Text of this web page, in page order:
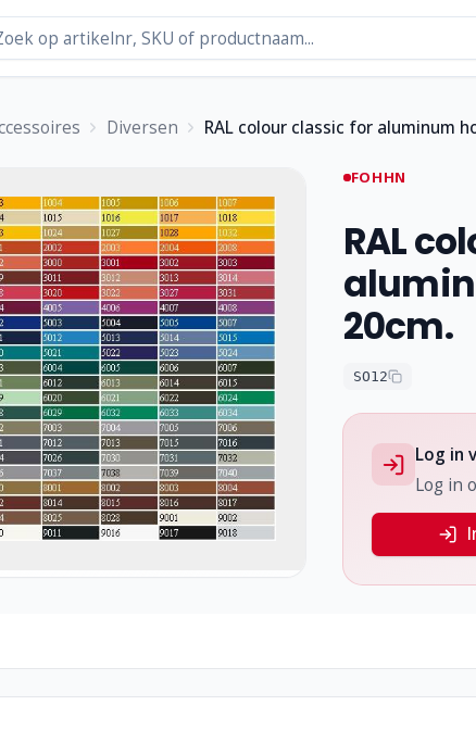
Diversen RAL colour classic for aluminum
FOHHN
RAL
20cm.
SO12
Log in
Log in